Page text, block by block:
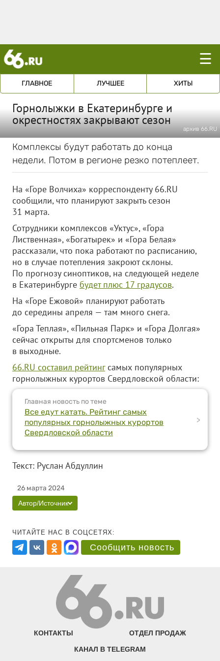
☰
ГЛАВНОЕ ЛУЧШЕЕ ХИТЫ
Горнолыжки в Екатеринбурге и
окрестностях закрывают сезон
архив 66.RU
Комплексы будут работать до конца
недели. Потом в регионе резко потеплеет.
На «Горе Волчиха» корреспонденту 66.RU
сообщили, что планируют закрыть сезон
31 марта.
Сотрудники комплексов «Уктус», «Гора
Лиственная», «Богатырек» и «Гора Белая»
рассказали, что пока работают по расписанию,
но в случае потепления закроют склоны.
По прогнозу синоптиков, на следующей неделе
в Екатеринбурге будет плюс 17 градусов.
На «Горе Ежовой» планируют работать
до середины апреля — там много снега.
«Гора Теплая», «Пильная Парк» и «Гора Долгая»
сейчас открыты для спортсменов только
в выходные.
66.RU составил рейтингсамых популярных
горнолыжных курортов Свердловской области:
Главная новость по теме
Все едут катать. Рейтинг самых
популярных горнолыжных курортов
Свердловской области
>
Текст: Руслан Абдуллин
26 марта 2024
Автор/Источник
ЧИТАЙТЕ НАС В СОЦСЕТЯХ:
Сообщить новость
КОНТАКТЫ ОТДЕЛ ПРОДАЖ
КАНАЛ В TELEGRAM